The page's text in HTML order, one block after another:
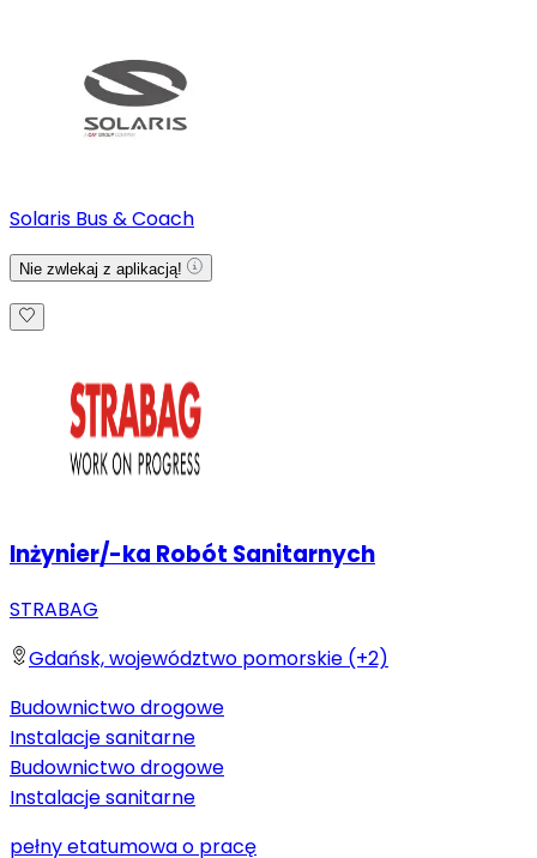
Solaris Bus & Coach
Nie zwlekaj z aplikacją!
Inżynier/-ka Robót Sanitarnych
STRABAG
Gdańsk, województwo pomorskie (+2)
Budownictwo drogowe
Instalacje sanitarne
Budownictwo drogowe
Instalacje sanitarne
pełny etatumowa o pracę